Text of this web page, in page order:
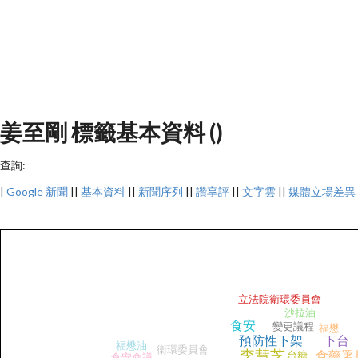
姜至剛 標籤基本資料 ()
查詢:
| Google 新聞 || 基本資料 || 新聞序列 || 讚享評 || 文字雲 || 媒體立場差異
預防性下架
下台
食安
變更議程
衛環委員會
台糖
福懋油
福懋
沙拉油
立法院衛環委員會